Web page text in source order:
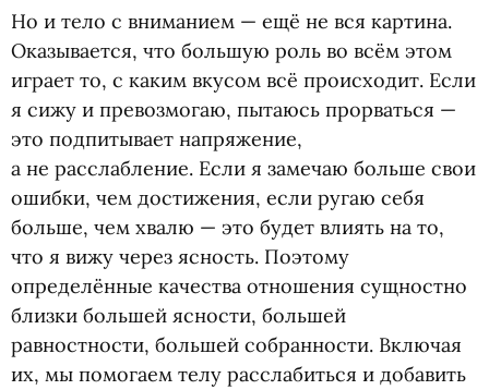
Но и тело с вниманием — ещё не вся картина.
Оказывается, что большую роль во всём этом
играет то, с каким вкусом всё происходит. Если
я сижу и превозмогаю, пытаюсь прорваться —
это подпитывает напряжение,
а не расслабление. Если я замечаю больше свои
ошибки, чем достижения, если ругаю себя
больше, чем хвалю — это будет влиять на то,
что я вижу через ясность. Поэтому
определённые качества отношения сущностно
близки большей ясности, большей
равностности, большей собранности. Включая
их, мы помогаем телу расслабиться и добавить